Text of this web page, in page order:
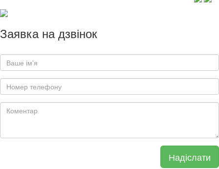
Заявка на дзвінок
Надіслати